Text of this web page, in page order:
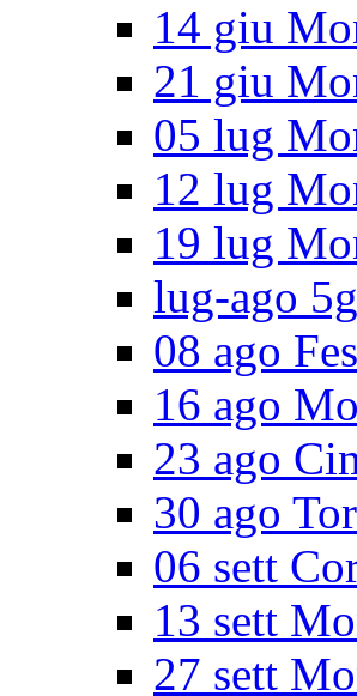
14 giu
21 giu
05 lug
12 lug
19 lug
lug-ago
08 ago
16 ago
23 ago
30 ago
06 sett
13 sett
27 sett